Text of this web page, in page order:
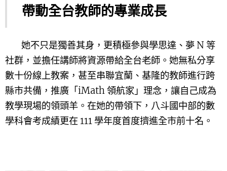
帶動全台教師的專業成長
她不只是獨善其身，更積極參與學思達、夢 N 等
社群，並擔任講師將資源帶給全台老師。她無私分享
數十份線上教案，甚至串聯宜蘭、基隆的教師進行跨
縣市共備，推廣「iMath 領航家」理念，讓自己成為
教學現場的領頭羊。在她的帶領下，八斗國中部的數
學科會考成績更在 111 學年度首度擠進全市前十名 。